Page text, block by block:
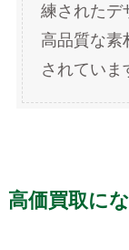
練されたデ
高品質な素
されていま
高価買取に